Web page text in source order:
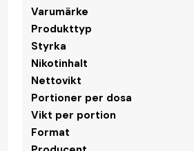
Varumärke
Produkttyp
Styrka
Nikotinhalt
Nettovikt
Portioner per dosa
Vikt per portion
Format